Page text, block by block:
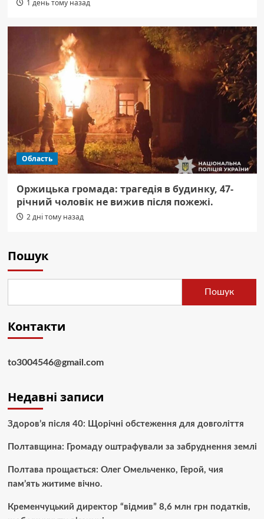
1 день тому назад
Область
Оржицька громада: трагедія в будинку, 47-
річний чоловік не вижив після пожежі.
2 дні тому назад
Пошук
Пошук
Контакти
to3004546@gmail.com
Недавні записи
Здоров’я після 40: Щорічні обстеження для довголіття
Полтавщина: Громаду оштрафували за забруднення землі
Полтава прощається: Олег Омельченко, Герой, чия
пам’ять житиме вічно.
Кременчуцький директор “відмив” 8,6 млн грн податків,